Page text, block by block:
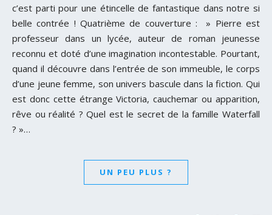
c’est parti pour une étincelle de fantastique dans notre si
belle contrée ! Quatrième de couverture : » Pierre est
professeur dans un lycée, auteur de roman jeunesse
reconnu et doté d’une imagination incontestable. Pourtant,
quand il découvre dans l’entrée de son immeuble, le corps
d’une jeune femme, son univers bascule dans la fiction. Qui
est donc cette étrange Victoria, cauchemar ou apparition,
rêve ou réalité ? Quel est le secret de la famille Waterfall
? »…
UN PEU PLUS ?